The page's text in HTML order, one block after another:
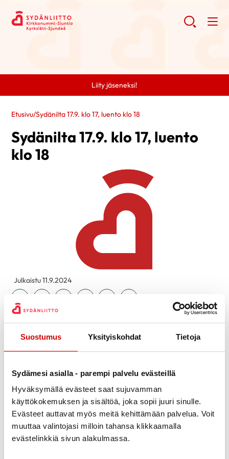
Suostumus Yksityiskohdat Tietoja
Sydämesi asialla - parempi palvelu evästeillä
Hyväksymällä evästeet saat sujuvamman
käyttökokemuksen ja sisältöä, joka sopii juuri sinulle.
Evästeet auttavat myös meitä kehittämään palvelua. Voit
muuttaa valintojasi milloin tahansa klikkaamalla
evästelinkkiä sivun alakulmassa.
Liity jäseneksi!
Etusivu/Sydänilta 17.9. klo 17, luento klo 18
Sydänilta 17.9. klo 17, luento
klo 18
Julkaistu 11.9.2024
Jaa Whatsapp
Jaa Facebook
Jaa TwitterJaa Linkedin
Jaa EmailJaa Print
Keskiviikkona 17.9 klo 17 Kirkkonummen
Palvelukeskuksessa, Rajakuja 3
Kirkkonummen-Siuntion Sydänyhdistyksen
klo 17 Mittaukset ja kahvi
Kolesterolin mittaus sydänyhdistyksen jäseniltä 7€/
10€ muilta.
Verensokerin mittaus 3€ jäseniltä/5€ muilta.
Verenpaineen mittaus ja omamittauksen opastus on